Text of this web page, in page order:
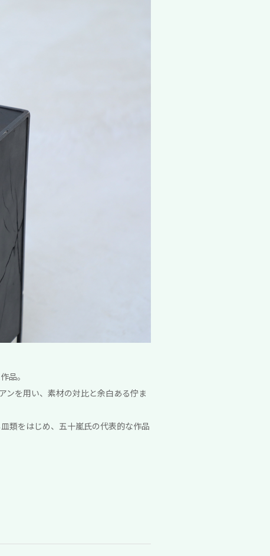
品。
ンを用い、素材の対比と余白ある佇ま
類をはじめ、五十嵐氏の代表的な作品